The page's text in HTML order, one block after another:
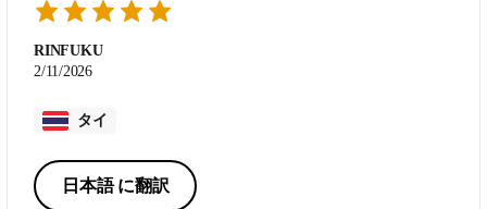
RINFUKU
2/11/2026
タイ
日本語 に翻訳